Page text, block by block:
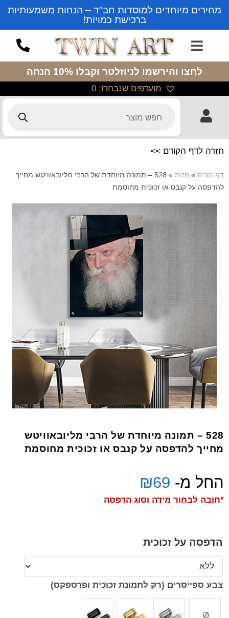
מחירים מיוחדים למוסדות חב"ד – הנחות משמעותיות
ברכישת כמויות!
לחצו והירשמו לניוזלטר וקבלו 10% הנחה
מועדפים שנבחרו: 0
חזרה לדף הקודם >>
דף הבית » חנות »
528 – תמונה מיוחדת של הרבי מליובאוויטש מחייך
להדפסה על קנבס או זכוכית מחוסמת
528 – תמונה מיוחדת של הרבי מליובאוויטש
מחייך להדפסה על קנבס או זכוכית מחוסמת
החל מ- ₪69
*חובה לבחור מידה וסוג הדפסה
הדפסה על זכוכית
צבע ספייסרים (רק לתמונת זכוכית ופרספקס)